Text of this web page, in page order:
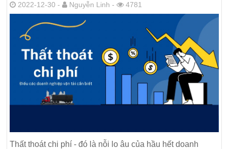
2022-12-30 - Nguyễn Linh - 4781
Thất thoát chi phí - đó là nỗi lo âu của hầu hết doanh